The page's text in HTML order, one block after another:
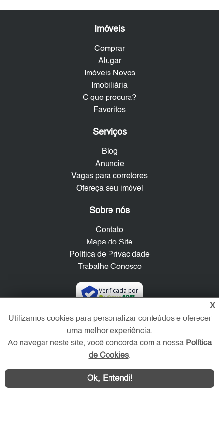
Imóveis
Comprar
Alugar
Imóveis Novos
Imobiliária
O que procura?
Favoritos
Serviços
Blog
Anuncie
Vagas para corretores
Ofereça seu imóvel
Sobre nós
Contato
Mapa do Site
Política de Privacidade
Trabalhe Conosco
Verificada por
Redes Sociais
X
Utilizamos cookies para personalizar conteúdos e oferecer
uma melhor experiência.
Ao navegar neste site, você concorda com a nossa Política
de Cookies.
Ok, Entendi!